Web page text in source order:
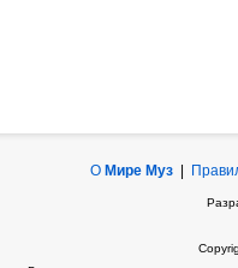
О Мире Муз|